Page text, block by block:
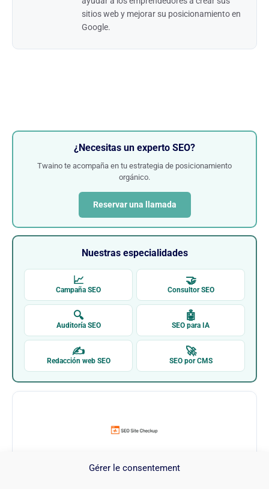
Gérer le consentement
sitios web y mejorar su posicionamiento en
Google.
¿Necesitas un experto SEO?
Twaino te acompaña en tu estrategia de posicionamiento
orgánico.
Reservar una llamada
Nuestras especialidades
📈
Campaña SEO
🤝
Consultor SEO
🔍
Auditoría SEO
🤖
SEO para IA
✍
Redacción web SEO
🚀
SEO por CMS
SEO Site Checkup